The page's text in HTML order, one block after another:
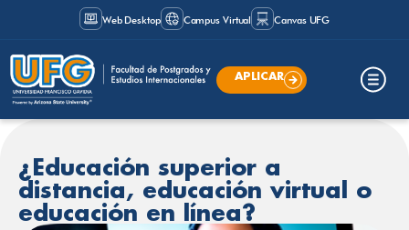
Web Desktop Campus Virtual Canvas UFG
APLICAR
¿Educación superior a
distancia, educación virtual o
educación en línea?